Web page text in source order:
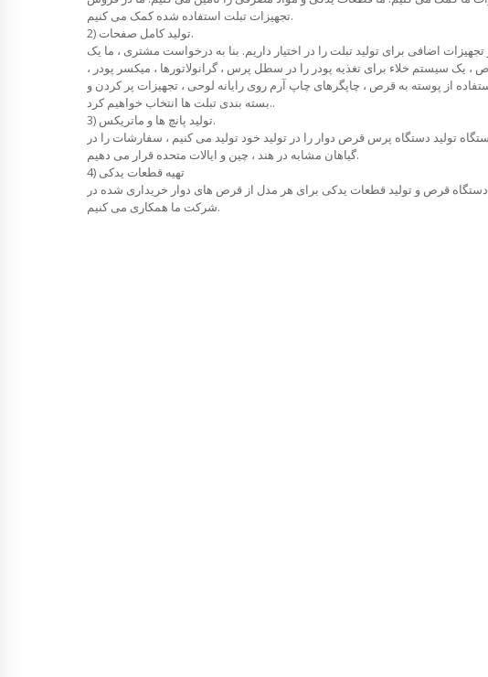
تجهیزات تبلت استفاده شده کمک می کنیم.
2) تولید کامل صفحات.
اضافی برای تولید تبلت را در اختیار داریم. بنا به درخواست مشتری ، ما یک
یک سیستم خلاء برای تغذیه پودر را در سطل پرس ، گرانولاتورها ، میکسر پودر ،
از پوسته به قرص ، چاپگرهای چاپ آرم روی رایانه لوحی ، تجهیزات پر کردن و
بسته بندی تبلت ها انتخاب خواهیم کرد..
3) تولید پانچ ها و ماتریکس.
تولید دستگاه پرس قرص دوار را در تولید خود تولید می کنیم ، سفارشات را در
گیاهان مشابه در هند ، چین و ایالات متحده قرار می دهیم.
4) تهیه قطعات یدکی
دستگاه قرص و تولید قطعات یدکی برای هر مدل از قرص های دوار خریداری شده در
شرکت ما همکاری می کنیم.